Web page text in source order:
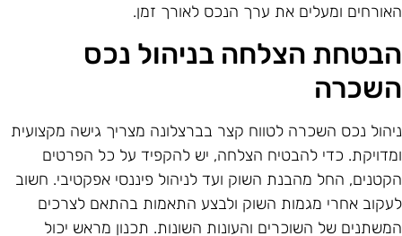
ומעלים את ערך הנכס לאורך זמן.
הצלחה בניהול נכס
נכס השכרה לטווח קצר בברצלונה מצריך גישה מקצועית
כדי להבטיח הצלחה, יש להקפיד על כל הפרטים
החל מהבנת השוק ועד לניהול פיננסי אפקטיבי. חשוב
אחרי מגמות השוק ולבצע התאמות בהתאם לצרכים
של השוכרים והעונות השונות. תכנון מראש יכול